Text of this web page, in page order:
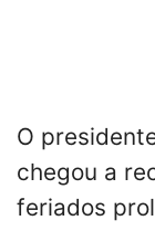
O
chegou a
feriados